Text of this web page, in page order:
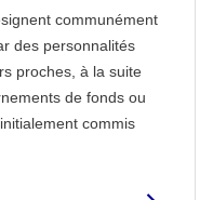
communément
des personnalités
proches, à la suite
de fonds ou
commis